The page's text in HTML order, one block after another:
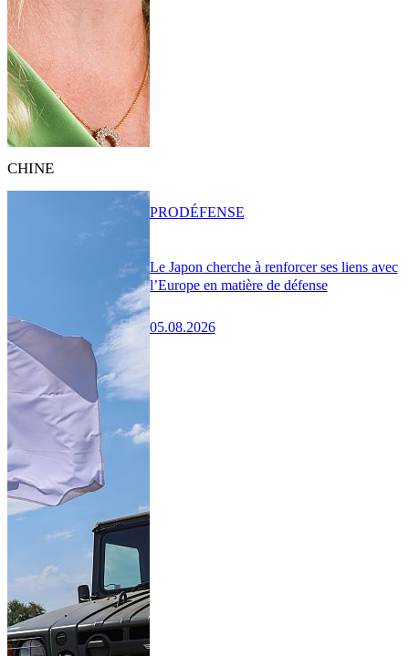
CHINE
Le Japon cherche à renforcer ses liens avec
l’Europe en matière de défense
05.08.2026
PRODÉFENSE